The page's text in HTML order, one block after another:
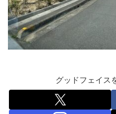
グッドフェイス